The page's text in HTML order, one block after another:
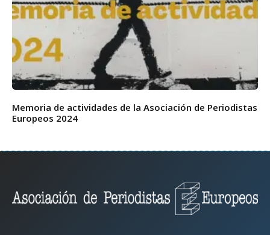
Memoria de actividades de la Asociación de Periodistas
Europeos 2024